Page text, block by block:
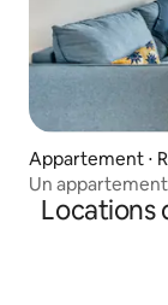
Appartement ⋅
Un
Locations